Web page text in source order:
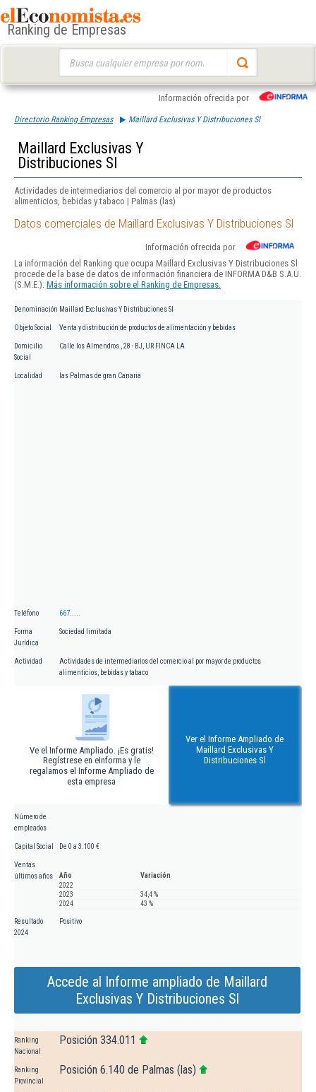
Ranking de Empresas
Información ofrecida por
Directorio Ranking Empresas Maillard Exclusivas Y Distribuciones Sl
Maillard Exclusivas Y
Distribuciones Sl
Actividades de intermediarios del comercio al por mayor de productos
alimenticios, bebidas y tabaco | Palmas (las)
Datos comerciales de Maillard Exclusivas Y Distribuciones Sl
Información ofrecida por
La información del Ranking que ocupa Maillard Exclusivas Y Distribuciones Sl
procede de la base de datos de información financiera de INFORMA D&B S.A.U.
(S.M.E.). Más información sobre el Ranking de Empresas.
Denominación Maillard Exclusivas Y Distribuciones Sl
Objeto Social Venta y distribución de productos de alimentación y bebidas
Domicilio
Social
Calle los Almendros , 28 - BJ, UR FINCA LA
Localidad las Palmas de gran Canaria
Teléfono 667.....
Forma
Jurídica
Sociedad limitada
Actividad
Actividades de intermediarios del comercio al por mayor de productos
alimenticios, bebidas y tabaco
Ve el Informe Ampliado. ¡Es gratis!
Regístrese en eInforma y le
regalamos el Informe Ampliado de
esta empresa
Ver el Informe Ampliado de
Maillard Exclusivas Y
Distribuciones Sl
Número de
empleados
Capital Social De 0 a 3.100 €
Ventas
últimos años
Año
Variación
2022
2023
34,4 %
2024
43 %
Resultado
2024
Positivo
Accede al Informe ampliado de Maillard
Exclusivas Y Distribuciones Sl
Ranking
Nacional
Posición 334.011
Ranking
Provincial
Posición 6.140 de Palmas (las)